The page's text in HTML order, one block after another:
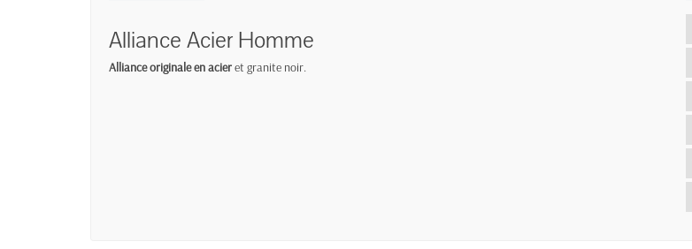
Alliance Acier Homme
Alliance originale en acieret granite noir.